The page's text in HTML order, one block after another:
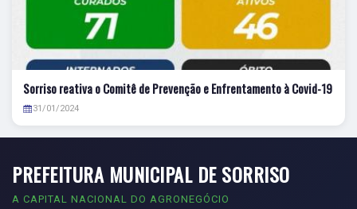
Sorriso reativa o Comitê de Prevenção e Enfrentamento à Covid-19
31/01/2024
PREFEITURA MUNICIPAL DE SORRISO
A CAPITAL NACIONAL DO AGRONEGÓCIO